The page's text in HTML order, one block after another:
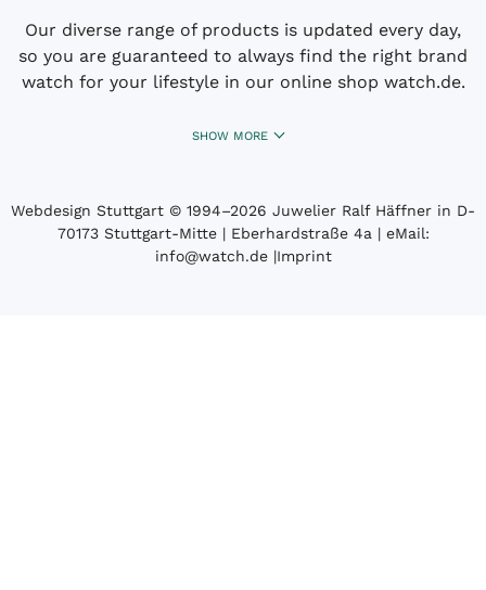
Our diverse range of products is updated every day,
so you are guaranteed to always find the right brand
watch for your lifestyle in our online shop watch.de.
SHOW MORE
Webdesign Stuttgart © 1994­–2026 Juwelier Ralf Häffner in D-
70173 Stuttgart-Mitte | Eberhardstraße 4a | eMail:
info@watch.de|Imprint